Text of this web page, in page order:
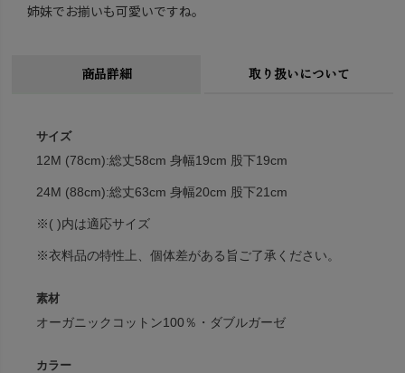
姉妹でお揃いも可愛いですね。
商品詳細 取り扱いについて
サイズ
12M (78cm):総丈58cm 身幅19cm 股下19cm
24M (88cm):総丈63cm 身幅20cm 股下21cm
※( )内は適応サイズ
※衣料品の特性上、個体差がある旨ご了承ください。
素材
オーガニックコットン100％・ダブルガーゼ
カラー